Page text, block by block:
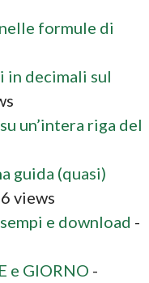
formule di
in decimali sul
un’intera riga del
guida (quasi)
views
e download -
e GIORNO -